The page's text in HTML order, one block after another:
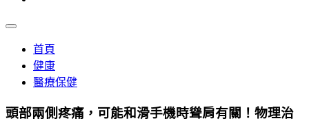
首頁
健康
醫療保健
頭部兩側疼痛，可能和滑手機時聳肩有關！物理治